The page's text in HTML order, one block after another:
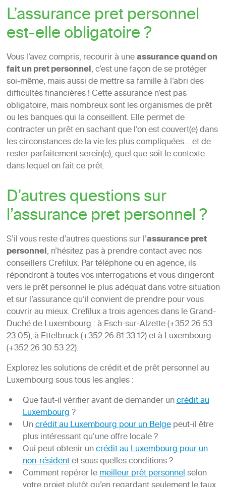
L’assurance pret personnel
est-elle obligatoire ?
Vous l’avez compris, recourir à uneassurance quand on
fait un pret personnel, c’est une façon de se protéger
soi-même, mais aussi de mettre sa famille à l’abri des
difficultés financières ! Cette assurance n’est pas
obligatoire, mais nombreux sont les organismes de prêt
ou les banques qui la conseillent. Elle permet de
contracter un prêt en sachant que l’on est couvert(e) dans
les circonstances de la vie les plus compliquées… et de
rester parfaitement serein(e), quel que soit le contexte
dans lequel on fait ce prêt.
D’autres questions sur
l’assurance pret personnel ?
S’il vous reste d’autres questions sur l’assurance pret
personnel, n’hésitez pas à prendre contact avec nos
conseillers Crefilux. Par téléphone ou en agence, ils
répondront à toutes vos interrogations et vous dirigeront
vers le prêt personnel le plus adéquat dans votre situation
et sur l’assurance qu’il convient de prendre pour vous
couvrir au mieux. Crefilux a trois agences dans le Grand-
Duché de Luxembourg : à Esch-sur-Alzette (+352 26 53
23 05), à Ettelbruck (+352 26 81 33 12) et à Luxembourg
(+352 26 30 53 22).
Explorez les solutions de crédit et de prêt personnel au
Luxembourg sous tous les angles :
Que faut-il vérifier avant de demander uncrédit au
Luxembourg?
Uncrédit au Luxembourg pour un Belgepeut-il être
plus intéressant qu’une offre locale ?
Qui peut obtenir uncrédit au Luxembourg pour un
non-résidentet sous quelles conditions ?
Comment repérer lemeilleur prêt personnelselon